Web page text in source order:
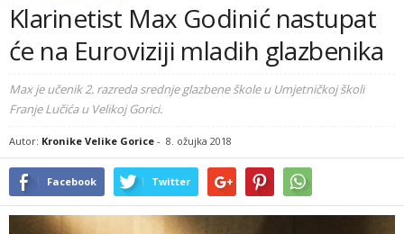
Klarinetist Max Godinić nastupat
će na Euroviziji mladih glazbenika
Max je učenik 2. razreda srednje glazbene škole u Umjetničkoj školi
Franje Lučića u Velikoj Gorici.
Autor: Kronike Velike Gorice - 8. ožujka 2018
Facebook Twitter